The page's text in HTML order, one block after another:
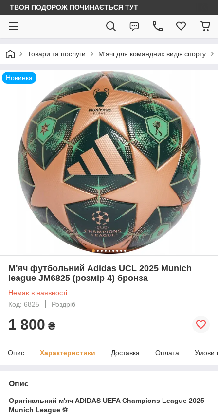
ТВОЯ ПОДОРОЖ ПОЧИНАЄТЬСЯ ТУТ
Товари та послуги М'ячі для командних видів спорту
Новинка
М'яч футбольний Adidas UCL 2025 Munich
league JM6825 (розмір 4) бронза
Немає в наявності
Код: 6825
Роздріб
1 800 ₴
Опис Характеристики Доставка Оплата Умови
Опис
Оригінальний м'яч ADIDAS UEFA Champions League 2025
Munich League ⚽